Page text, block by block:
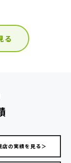
る
店の実績を見る＞